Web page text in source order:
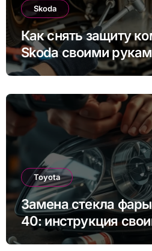
Skoda
Как снять защиту
Skoda своими
инструкция для
Toyota
Замена стекла
40: инструкция